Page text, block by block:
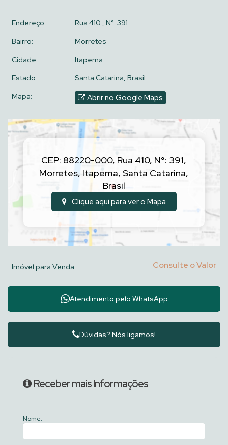
Endereço: Rua 410 , N°: 391
Bairro:
Morretes
Cidade:
Itapema
Estado:
Santa Catarina, Brasil
Mapa:
Abrir no Google Maps
CEP: 88220-000, Rua 410, N°: 391,
Morretes, Itapema,Santa Catarina,
Brasil
Clique aqui para ver o Mapa
Consulte o Valor
Imóvel para Venda
Atendimento pelo WhatsApp
Dúvidas? Nós ligamos!
Receber mais Informações
Nome: